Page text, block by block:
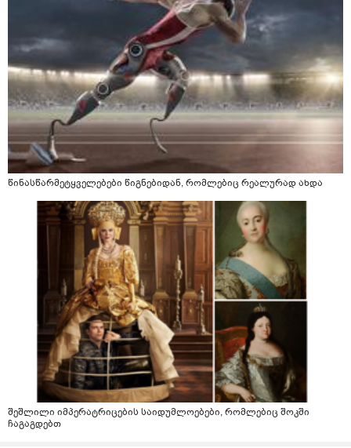
წინასწარმეტყველებები წიგნებიდან, რომლებიც რეალურად ახდა
შეშლილი იმპერატრიცების საიდუმლოებები, რომლებიც შოკში
ჩაგაგდებთ